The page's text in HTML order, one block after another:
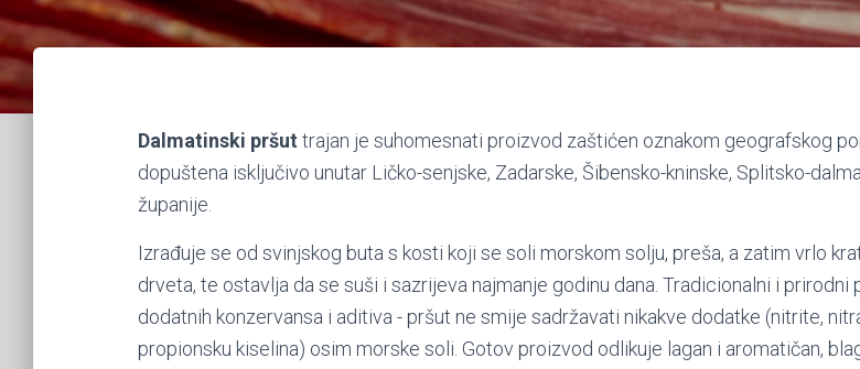
Dalmatinski pršut trajan je suhomesnati proizvod zaštićen oznakom geografskog
dopuštena isključivo unutar Ličko-senjske, Zadarske, Šibensko-kninske, Splitsko-
županije.
Izrađuje se od svinjskog buta s kosti koji se soli morskom solju, preša, a zatim vrlo
drveta, te ostavlja da se suši i sazrijeva najmanje godinu dana. Tradicionalni i
dodatnih konzervansa i aditiva - pršut ne smije sadržavati nikakve dodatke (nitrite,
propionsku kiselina) osim morske soli. Gotov proizvod odlikuje lagan i aromatičan,